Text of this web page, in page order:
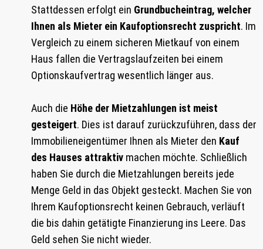
Stattdessen erfolgt ein Grundbucheintrag, welcher
Ihnen als Mieter ein Kaufoptionsrecht zuspricht. Im
Vergleich zu einem sicheren Mietkauf von einem
Haus fallen die Vertragslaufzeiten bei einem
Optionskaufvertrag wesentlich länger aus.
Auch die Höhe der Mietzahlungen ist meist
gesteigert. Dies ist darauf zurückzuführen, dass der
Immobilieneigentümer Ihnen als Mieter den Kauf
des Hauses attraktivmachen möchte. Schließlich
haben Sie durch die Mietzahlungen bereits jede
Menge Geld in das Objekt gesteckt. Machen Sie von
Ihrem Kaufoptionsrecht keinen Gebrauch, verläuft
die bis dahin getätigte Finanzierung ins Leere. Das
Geld sehen Sie nicht wieder.